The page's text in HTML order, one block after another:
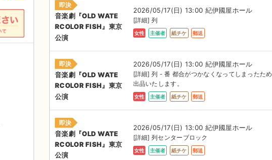
即決
音楽劇『OLD WATE
RCOLOR FISH』東京
公演
2026/05/17(日) 13:00 紀伊國屋ホール
[詳細] 列
女性 主催者 紙チケ 郵送
即決
音楽劇『OLD WATE
RCOLOR FISH』東京
公演
2026/05/17(日) 13:00 紀伊國屋ホール
[詳細] 列 - 番 都合がつかなくなってしまったため
出品いたします。
女性 主催者 紙チケ 郵送
即決
音楽劇『OLD WATE
RCOLOR FISH』東京
公演
2026/05/17(日) 13:00 紀伊國屋ホール
[詳細] 列センターブロック
女性 主催者 紙チケ 郵送